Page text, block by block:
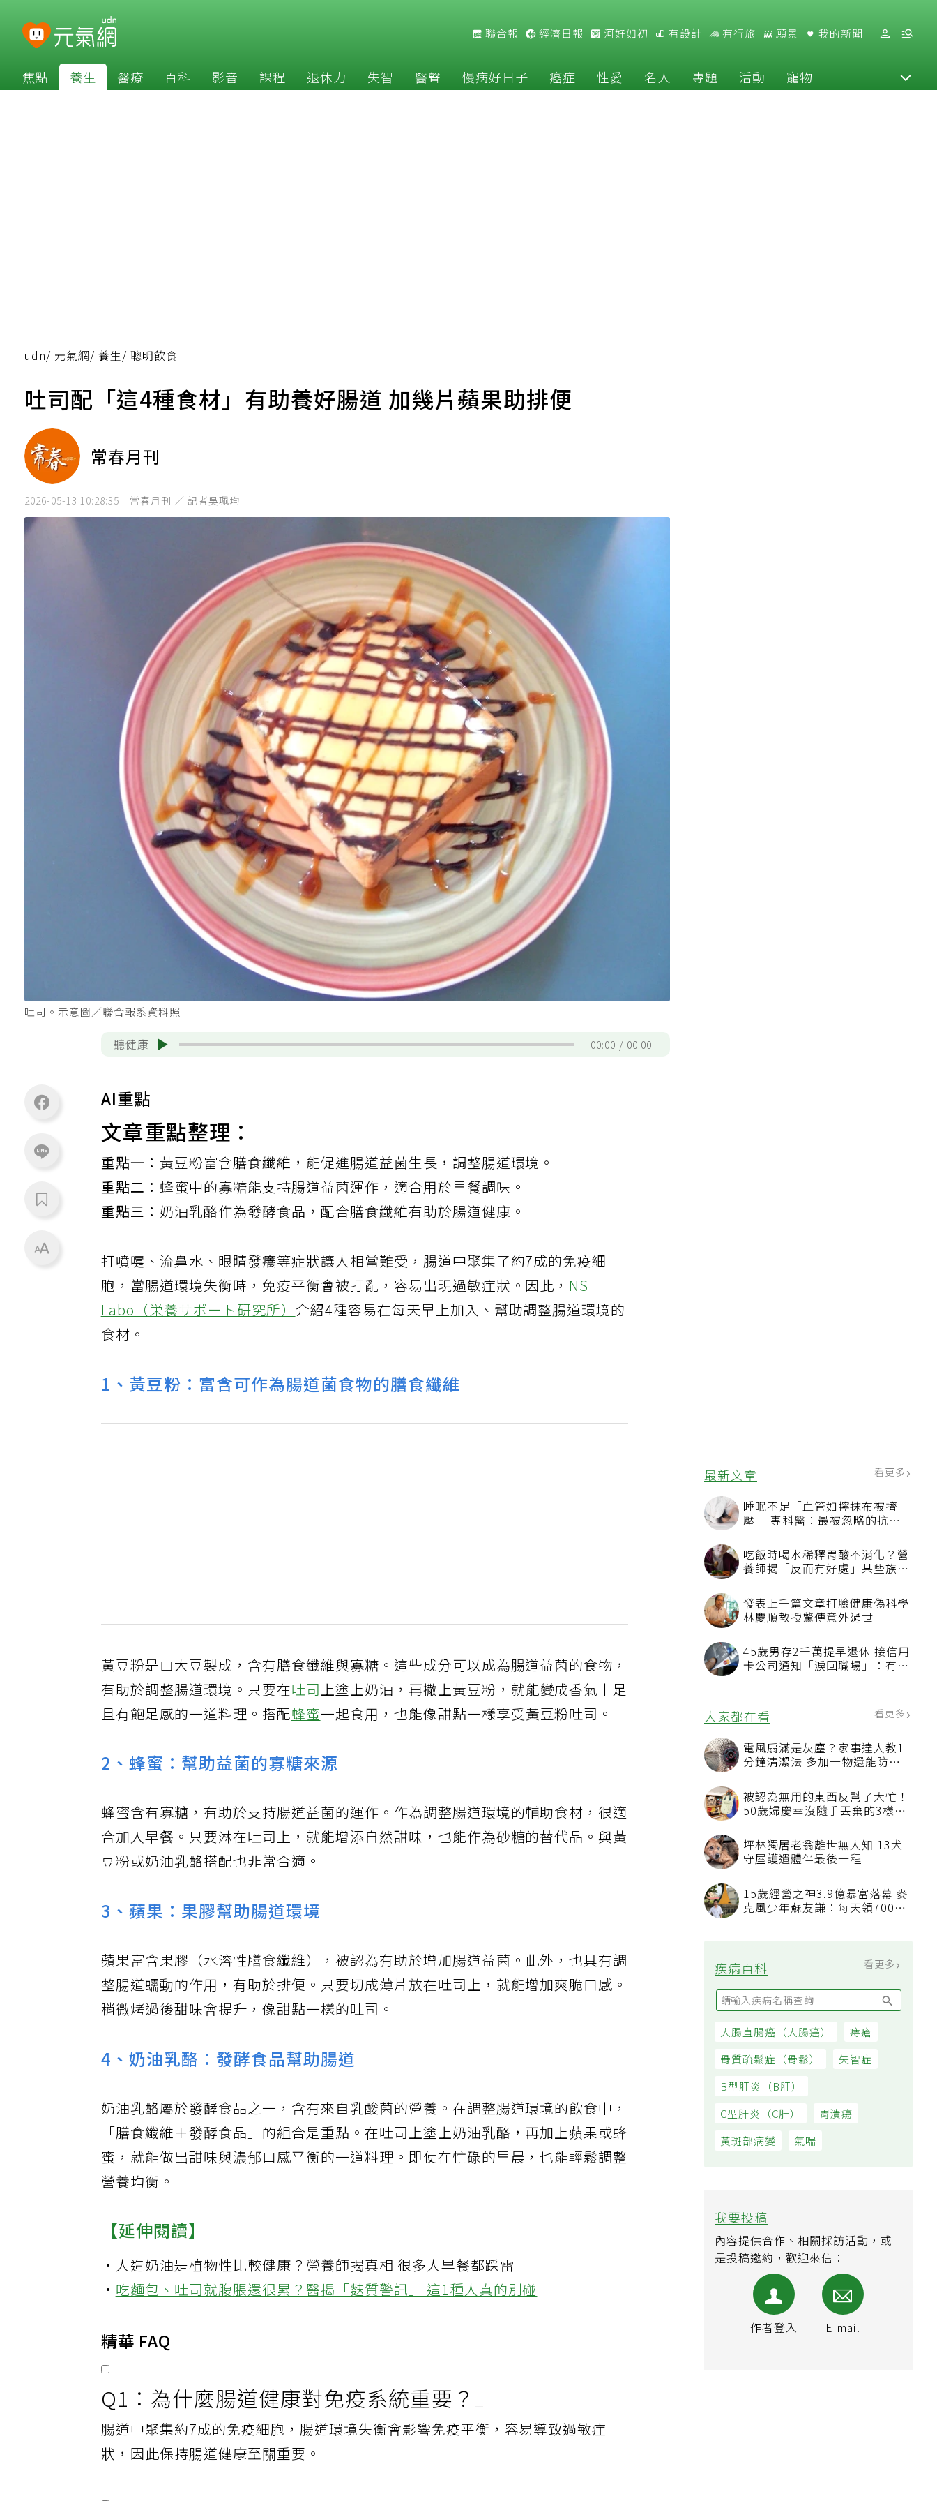
聯合報 經濟日報 河好如初 有設計 有行旅 願景 我的新聞
焦點 養生 醫療 百科 影音 課程 退休力 失智 醫聲 慢病好日子 癌症 性愛 名人 專題 活動 寵物
最新文章 看更多
睡眠不足「血管如擰抹布被擠
壓」 專科醫：最被忽略的抗老
吃飯時喝水稀釋胃酸不消化？營
養師揭「反而有好處」某些族群
發表上千篇文章打臉健康偽科學
林慶順教授驚傳意外過世
45歲男存2千萬提早退休 接信用
卡公司通知「淚回職場」：有錢
大家都在看 看更多
電風扇滿是灰塵？家事達人教1
分鐘清潔法 多加一物還能防髒
被認為無用的東西反幫了大忙！
50歲婦慶幸沒隨手丟棄的3樣物
坪林獨居老翁離世無人知 13犬
守屋護遺體伴最後一程
15歲經營之神3.9億暴富落幕 麥
克風少年蘇友謙：每天領700元
疾病百科
大腸直腸癌（大腸癌） 痔瘡
骨質疏鬆症（骨鬆） 失智症
B型肝炎（B肝）
C型肝炎（C肝）
黃斑部病變
我要投稿
內容提供合作、相關採訪活動，或
是投稿邀約，歡迎來信：
udn/ 元氣網/ 養生/ 聰明飲食
吐司配「這4種食材」有助養好腸道 加幾片蘋果助排便
常春月刊
2026-05-13 10:28:35 常春月刊 ／ 記者吳珮均
吐司。示意圖／聯合報系資料照
聽健康 00:00 00:00
AI重點
文章重點整理：
重點一： 黃豆粉富含膳食纖維，能促進腸道益菌生長，調整腸道環境。
重點二：蜂蜜中的寡糖能支持腸道益菌運作，適合用於早餐調味。
重點三： 奶油乳酪作為發酵食品，配合膳食纖維有助於腸道健康。
打噴嚏、流鼻水、眼睛發癢等症狀讓人相當難受，腸道中聚集了約7成的免疫細
胞，當腸道環境失衡時，免疫平衡會被打亂，容易出現過敏症狀。因此，NS
Labo（栄養サポート研究所）介紹4種容易在每天早上加入、幫助調整腸道環境的
食材。
1、黃豆粉：富含可作為腸道菌食物的膳食纖維
黃豆粉是由大豆製成，含有膳食纖維與寡糖。這些成分可以成為腸道益菌的食物，
有助於調整腸道環境。只要在吐司上塗上奶油，再撒上黃豆粉，就能變成香氣十足
且有飽足感的一道料理。搭配蜂蜜 一起食用，也能像甜點一樣享受黃豆粉吐司。
2、蜂蜜：幫助益菌的寡糖來源
蜂蜜含有寡糖，有助於支持腸道益菌的運作。作為調整腸道環境的輔助食材，很適
合加入早餐。只要淋在吐司上，就能增添自然甜味，也能作為砂糖的替代品。與黃
豆粉或奶油乳酪搭配也非常合適。
3、蘋果：果膠幫助腸道環境
蘋果富含果膠（水溶性膳食纖維），被認為有助於增加腸道益菌。此外，也具有調
整腸道蠕動的作用，有助於排便。只要切成薄片放在吐司上，就能增加爽脆口感。
稍微烤過後甜味會提升，像甜點一樣的吐司。
4、奶油乳酪：發酵食品幫助腸道
奶油乳酪屬於發酵食品之一，含有來自乳酸菌的營養。在調整腸道環境的飲食中，
「膳食纖維＋發酵食品」的組合是重點。在吐司上塗上奶油乳酪，再加上蘋果或蜂
蜜，就能做出甜味與濃郁口感平衡的一道料理。即使在忙碌的早晨，也能輕鬆調整
營養均衡。
【延伸閱讀】
·人造奶油是植物性比較健康？營養師揭真相 很多人早餐都踩雷
·吃麵包、吐司就腹脹還很累？醫揭「麩質警訊」 這1種人真的別碰
精華 FAQ
Q1：為什麼腸道健康對免疫系統重要？
腸道中聚集約7成的免疫細胞，腸道環境失衡會影響免疫平衡，容易導致過敏症
狀，因此保持腸道健康至關重要。